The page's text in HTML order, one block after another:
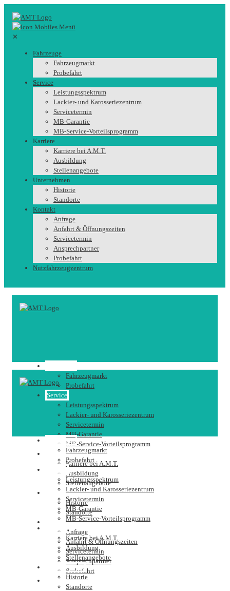
✕
Fahrzeuge
Fahrzeugmarkt
Probefahrt
Service
Leistungsspektrum
Lackier- und Karosseriezentrum
Servicetermin
MB-Garantie
MB-Service-Vorteilsprogramm
Karriere
Karriere bei A.M.T.
Ausbildung
Stellenangebote
Unternehmen
Historie
Standorte
Kontakt
Anfrage
Anfahrt & Öffnungszeiten
Servicetermin
Ansprechpartner
Probefahrt
Nutzfahrzeugzentrum
Fahrzeugmarkt
Probefahrt
Service
Leistungsspektrum
Lackier- und Karosseriezentrum
Servicetermin
MB-Garantie
MB-Service-Vorteilsprogramm
Karriere
Karriere bei A.M.T.
Ausbildung
Stellenangebote
Unternehmen
Historie
Standorte
Kontakt
Anfrage
Anfahrt & Öffnungszeiten
Servicetermin
Ansprechpartner
Probefahrt
Nutzfahrzeugzentrum
Fahrzeuge
Fahrzeugmarkt
Probefahrt
Leistungsspektrum
Lackier- und Karosseriezentrum
Servicetermin
MB-Garantie
MB-Service-Vorteilsprogramm
Karriere
Karriere bei A.M.T.
Ausbildung
Stellenangebote
Unternehmen
Historie
Standorte